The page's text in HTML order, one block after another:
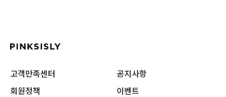
고객만족센터
공지사항
회원정책
이벤트